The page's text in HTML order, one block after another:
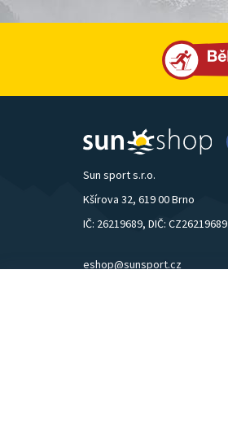
Sun sport s.r.o.
Kšírova 32, 619 00 Brno
IČ: 26219689, DIČ: CZ26219689
eshop@sunsport.cz